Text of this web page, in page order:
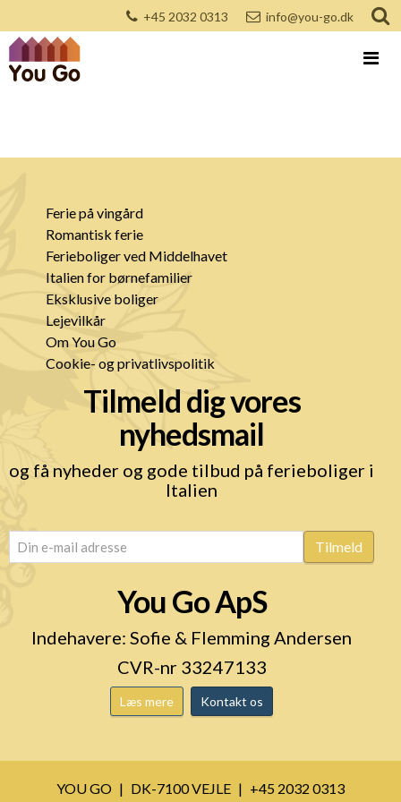
+45 2032 0313 info@you-go.dk
Ferie på vingård
Romantisk ferie
Ferieboliger ved Middelhavet
Italien for børnefamilier
Eksklusive boliger
Lejevilkår
Om You Go
Cookie- og privatlivspolitik
Tilmeld dig vores
nyhedsmail
og få nyheder og gode tilbud på ferieboliger i
Italien
email (Påkrævet) Tilmeld
You Go ApS
Indehavere: Sofie & Flemming Andersen
CVR-nr 33247133
Læs mere Kontakt os
YOU GO DK-7100 VEJLE
+45 2032 0313